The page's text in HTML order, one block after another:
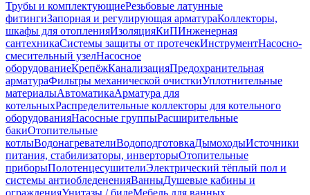
Трубы и комплектующиеРезьбовые латунные
фитингиЗапорная и регулирующая арматураКоллекторы,
шкафы для отопленияИзоляцияКиПИнженерная
сантехникаСистемы защиты от протечекИнструментНасосно-
смесительный узелНасосное
оборудованиеКрепёжКанализацияПредохранительная
арматураФильтры механической очисткиУплотнительные
материалыАвтоматикаАрматура для
котельныхРаспределительные коллекторы для котельного
оборудованияНасосные группыРасширительные
бакиОтопительные
котлыВодонагревателиВодоподготовкаДымоходыИсточники
питания, стабилизаторы, инверторыОтопительные
приборыПолотенцесушителиЭлектрический тёплый пол и
системы антиобледененияВанныДушевые кабины и
огражденияУнитазы / бидеМебель для ванных